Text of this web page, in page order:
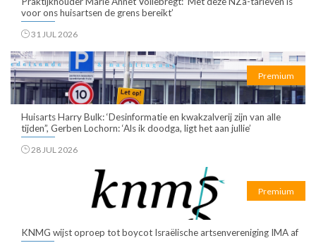
voor ons huisartsen de grens bereikt’
31 JUL 2026
Premium
Huisarts Harry Bulk: ‘Desinformatie en kwakzalverij zijn van alle
tijden”, Gerben Lochorn: ‘Als ik doodga, ligt het aan jullie’
28 JUL 2026
Premium
KNMG wijst oproep tot boycot Israëlische artsenvereniging IMA af